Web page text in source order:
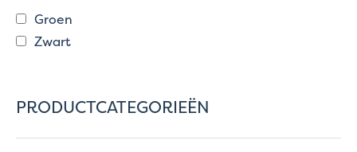
Groen
Zwart
PRODUCTCATEGORIEËN